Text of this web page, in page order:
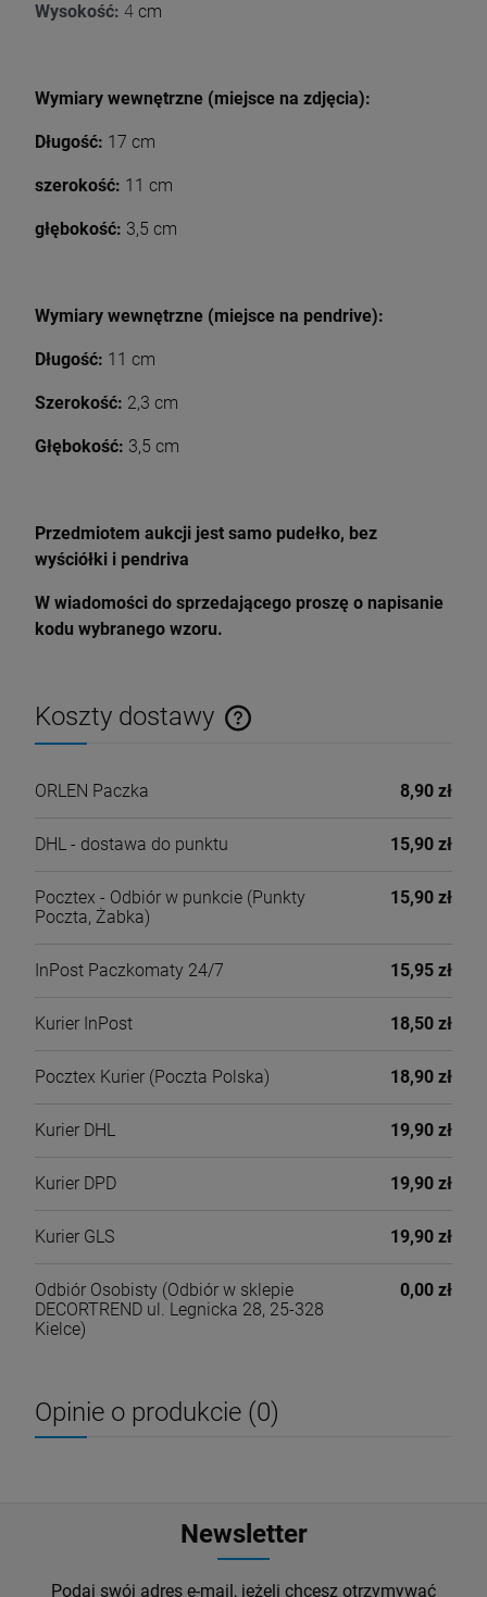
Wysokość: 4 cm
Wymiary wewnętrzne (miejsce na zdjęcia):
Długość: 17 cm
szerokość: 11 cm
głębokość: 3,5 cm
Wymiary wewnętrzne (miejsce na pendrive):
Długość: 11 cm
Szerokość: 2,3 cm
Głębokość: 3,5 cm
Przedmiotem aukcji jest samo pudełko, bez
wyściółki i pendriva
W wiadomości do sprzedającego proszę o napisanie
kodu wybranego wzoru.
Koszty dostawy
Cena nie zawiera ewentualnych kosztów płatności
ORLEN Paczka 8,90 zł
DHL - dostawa do punktu 15,90 zł
Pocztex - Odbiór w punkcie (Punkty
Poczta, Żabka)
15,90 zł
InPost Paczkomaty 24/7 15,95 zł
Kurier InPost 18,50 zł
Pocztex Kurier (Poczta Polska) 18,90 zł
Kurier DHL 19,90 zł
Kurier DPD 19,90 zł
Kurier GLS 19,90 zł
Odbiór Osobisty (Odbiór w sklepie
DECORTREND ul. Legnicka 28, 25-328
Kielce)
0,00 zł
Opinie o produkcie (0)
Newsletter
Podaj swój adres e-mail, jeżeli chcesz otrzymywać